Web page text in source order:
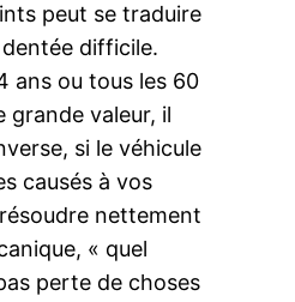
peut se traduire
difficile.
ans ou tous les 60
grande valeur, il
si le véhicule
causés à vos
nettement
« quel
perte de choses